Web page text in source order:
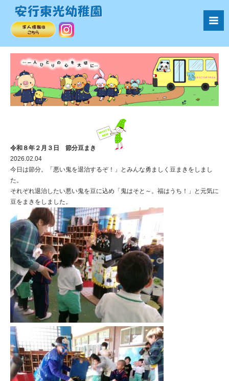
令和８年２月３日 節分豆まき
2026.02.04
今日は節分。「悪い鬼を退治するぞ！」とみんな勇ましく豆まきをしまし
た。
それぞれ退治したい悪い鬼を豆に込め「鬼はそと～。福はうち！」と元気に
豆をまきをしました。